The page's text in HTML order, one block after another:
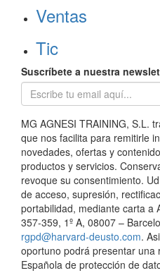
Ventas
Tic
Suscríbete a nuestra
MG AGNESI TRAINING, S.L.
que nos facilita para remitirle
novedades, ofertas y
productos y servicios.
revoque su consentimiento.
de acceso, supresión,
portabilidad, mediante carta a
357-359, 1º A, 08007 –
rgpd@harvard-deusto.com.
oportuno podrá presentar una
Española de protección de